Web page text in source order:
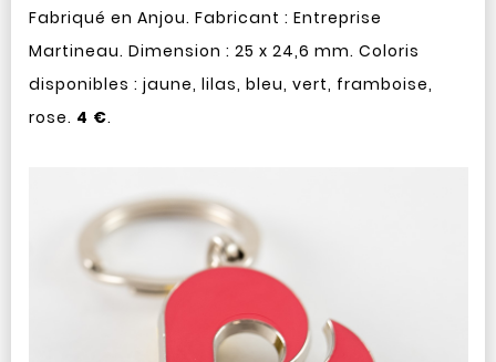
Fabriqué en Anjou. Fabricant : Entreprise
Martineau. Dimension : 25 x 24,6 mm. Coloris
disponibles : jaune, lilas, bleu, vert, framboise,
rose. 4 €.